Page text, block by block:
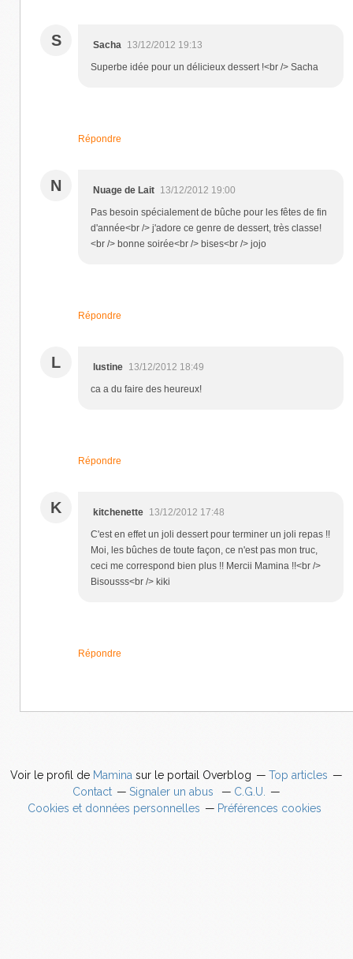
S Sacha
13/12/2012 19:13
Superbe idée pour un délicieux dessert !<br /> Sacha
Répondre
N Nuage de Lait 13/12/2012 19:00
Pas besoin spécialement de bûche pour les fêtes de fin
d'année<br /> j'adore ce genre de dessert, très classe!
<br /> bonne soirée<br /> bises<br /> jojo
Répondre
L lustine 13/12/2012 18:49
ca a du faire des heureux!
Répondre
K kitchenette 13/12/2012 17:48
C'est en effet un joli dessert pour terminer un joli repas !!
Moi, les bûches de toute façon, ce n'est pas mon truc,
ceci me correspond bien plus !! Mercii Mamina !!<br />
Bisousss<br /> kiki
Répondre
Voir le profil de Mamina sur le portail Overblog
Top articles
Contact
Signaler un abus
C.G.U.
Cookies et données personnelles
Préférences cookies